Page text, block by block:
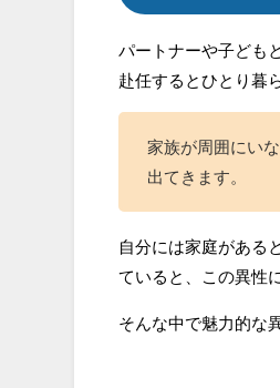
パートナーや子ども
赴任するとひとり暮
家族が周囲にい
出てきます。
自分には家庭がある
ていると、この異性
そんな中で魅力的な